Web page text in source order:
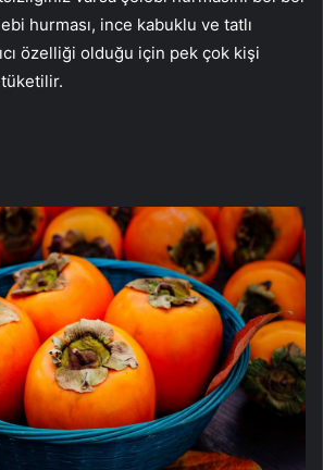
hurması, ince kabuklu ve tatlı
özelliği olduğu için pek çok kişi